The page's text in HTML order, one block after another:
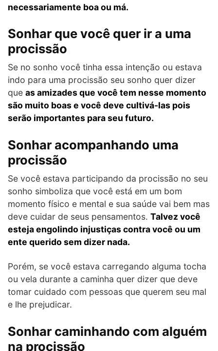
necessariamente boa ou má.
Sonhar que você quer ir a uma
procissão
Se no sonho você tinha essa intenção ou estava
indo para uma procissão seu sonho quer dizer
que as amizades que você tem nesse momento
são muito boas e você deve cultivá-las pois
serão importantes para seu futuro.
Sonhar acompanhando uma
procissão
Se você estava participando da procissão no seu
sonho simboliza que você está em um bom
momento físico e mental e sua saúde vai bem mas
deve cuidar de seus pensamentos. Talvez você
esteja engolindo injustiças contra você ou um
ente querido sem dizer nada.
Porém, se você estava carregando alguma tocha
ou vela durante a caminha quer dizer que deve
tomar cuidado com pessoas que querem seu mal
e lhe prejudicar.
Sonhar caminhando com alguém
na procissão